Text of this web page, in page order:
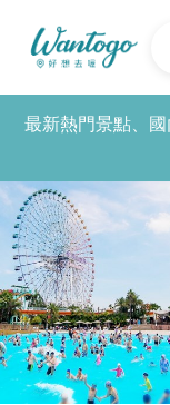
最新熱門景點、